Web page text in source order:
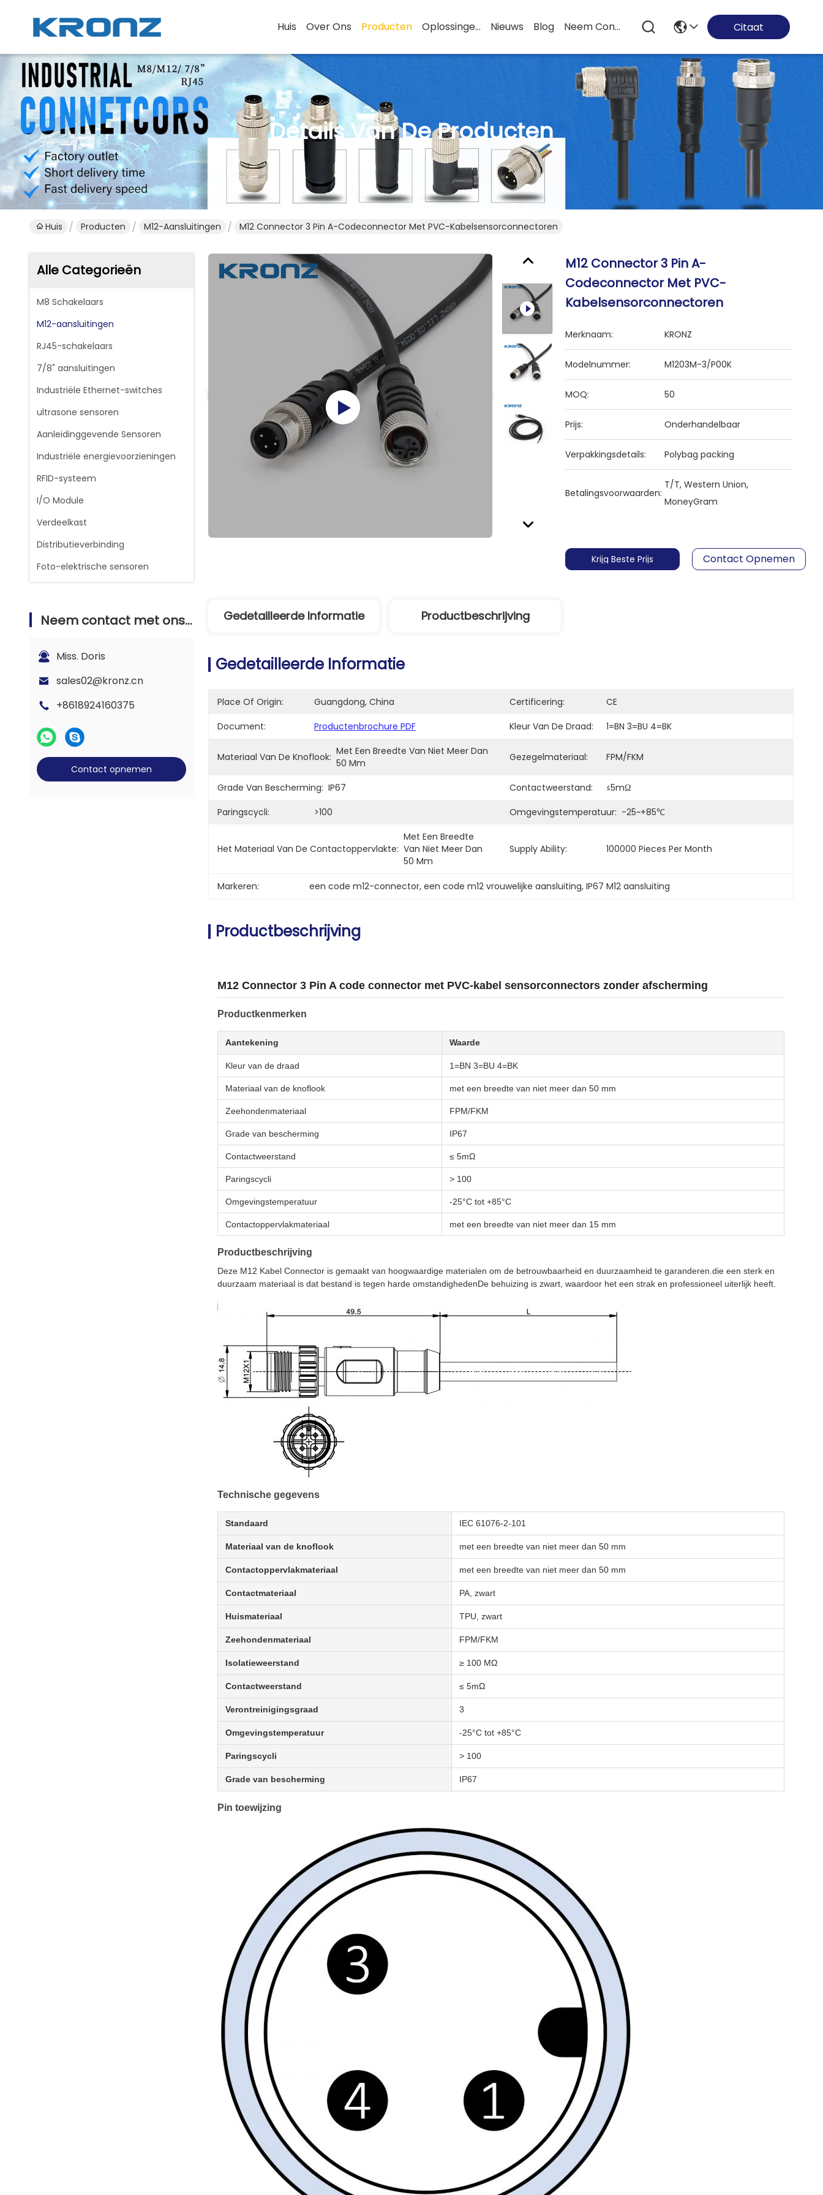
Huis Over Ons Producten Oplossingen Nieuws Blog Neem Contact Met Ons Op Citaat
Details Van De Producten
Huis Producten M12-Aansluitingen M12 Connector 3 Pin A-Codeconnector Met PVC-Kabelsensorconnectoren
Alle Categorieën
M8 Schakelaars
M12-aansluitingen
RJ45-schakelaars
7/8" aansluitingen
Industriële Ethernet-switches
ultrasone sensoren
Aanleidinggevende Sensoren
Industriële energievoorzieningen
RFID-systeem
I/O Module
Verdeelkast
Distributieverbinding
Foto-elektrische sensoren
Neem contact met ons op
Miss. Doris
sales02@kronz.cn
+8618924160375
Contact opnemen
M12 Connector 3 Pin A-
Codeconnector Met PVC-
Kabelsensorconnectoren
Merknaam: KRONZ
Modelnummer: M1203M-3/P00K
MOQ: 50
Prijs: Onderhandelbaar
Verpakkingsdetails: Polybag packing
Betalingsvoorwaarden:
T/T, Western Union,
MoneyGram
Krijg Beste Prijs Contact Opnemen
Gedetailleerde Informatie Productbeschrijving
Gedetailleerde Informatie
Place Of Origin: Guangdong, China Certificering:
CE
Document:
Productenbrochure PDF Kleur Van De Draad: 1=BN 3=BU 4=BK
Materiaal Van De Knoflook: Met Een Breedte Van Niet Meer Dan
50 Mm
Gezegelmateriaal: FPM/FKM
Grade Van Bescherming: IP67 Contactweerstand:
≤5mΩ
Paringscycli:
>100 Omgevingstemperatuur: -25~+85℃
Het Materiaal Van De Contactoppervlakte:
Met Een Breedte
Van Niet Meer Dan
50 Mm
Supply Ability: 100000 Pieces Per Month
Markeren: een code m12-connector, een code m12 vrouwelijke aansluiting, IP67 M12 aansluiting
Productbeschrijving
M12 Connector 3 Pin A code connector met PVC-kabel sensorconnectors zonder afscherming
Productkenmerken
Aantekening Waarde
Kleur van de draad 1=BN 3=BU 4=BK
Materiaal van de knoflook met een breedte van niet meer dan 50 mm
Zeehondenmateriaal FPM/FKM
Grade van bescherming IP67
Contactweerstand ≤ 5mΩ
Paringscycli > 100
Omgevingstemperatuur -25°C tot +85°C
Contactoppervlakmateriaal met een breedte van niet meer dan 15 mm
Productbeschrijving
Deze M12 Kabel Connector is gemaakt van hoogwaardige materialen om de betrouwbaarheid en duurzaamheid te garanderen.die een sterk en
duurzaam materiaal is dat bestand is tegen harde omstandighedenDe behuizing is zwart, waardoor het een strak en professioneel uiterlijk heeft.
Technische gegevens
Standaard IEC 61076-2-101
Materiaal van de knoflook met een breedte van niet meer dan 50 mm
Contactoppervlakmateriaal met een breedte van niet meer dan 50 mm
Contactmateriaal PA, zwart
Huismateriaal TPU, zwart
Zeehondenmateriaal FPM/FKM
Isolatieweerstand ≥ 100 MΩ
Contactweerstand ≤ 5mΩ
Verontreinigingsgraad 3
Omgevingstemperatuur -25°C tot +85°C
Paringscycli > 100
Grade van bescherming IP67
Pin toewijzing